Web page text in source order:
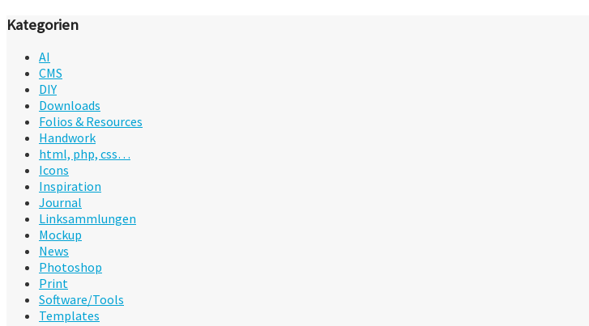
Kategorien
AI
CMS
DIY
Downloads
Folios & Resources
Handwork
html, php, css…
Icons
Inspiration
Journal
Linksammlungen
Mockup
News
Photoshop
Print
Software/Tools
Templates